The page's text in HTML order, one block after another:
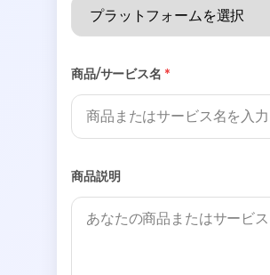
商品/サービス名 *
商品説明